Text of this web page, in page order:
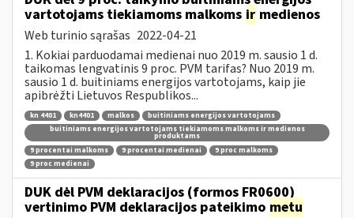
vartotojams tiekiamoms malkoms ir medienos
Web turinio sąrašas 2022-04-21
1. Kokiai parduodamai medienai nuo 2019 m. sausio 1 d.
taikomas lengvatinis 9 proc. PVM tarifas? Nuo 2019 m.
sausio 1 d. buitiniams energijos vartotojams, kaip jie
apibrėžti Lietuvos Respublikos...
kn 4401 kn4401 malkos
buitiniams energijos vartotojams
buitiniams energijos vartotojams tiekiamoms malkoms ir medienos
produktams
9 procentai malkoms
9 procentai medienai
9 proc malkoms
9 proc medienai
DUK dėl PVM deklaracijos (formos FR0600)
vertinimo PVM deklaracijos pateikimo metu